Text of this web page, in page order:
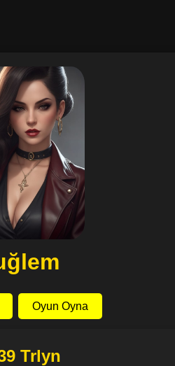
Oyun Oyna
Trlyn